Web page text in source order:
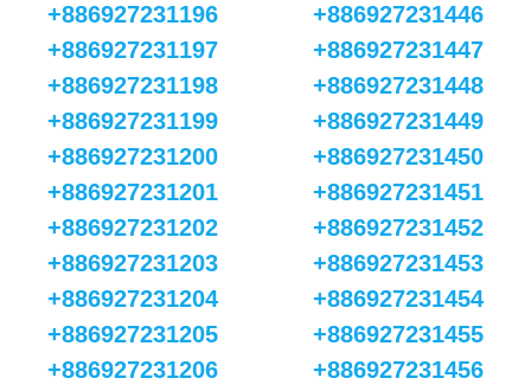
+886927231196
+886927231197
+886927231198
+886927231199
+886927231200
+886927231201
+886927231202
+886927231203
+886927231204
+886927231205
+886927231206
+886927231446
+886927231447
+886927231448
+886927231449
+886927231450
+886927231451
+886927231452
+886927231453
+886927231454
+886927231455
+886927231456